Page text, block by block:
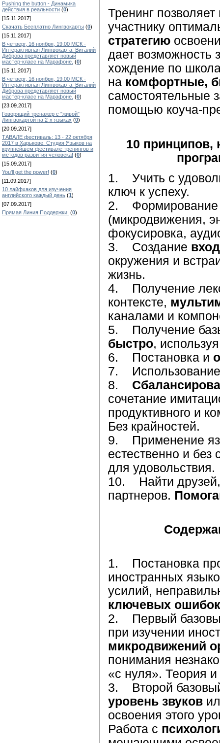
Pushing the button - Динамика
действия в реальности (0)
[15.11.2017]
Скачать Бесплатно Лингвокарты (0)
[15.11.2017]
В четверг, 16 ноября, 19.00 МСК -
Интерактивная Лингвокарта. Виталий
Диброва представляет новый
мастер-класс на Марафоне. (0)
[15.11.2017]
В четверг, 16 ноября, 19.00 МСК -
Интерактивная Лингвокарта. Виталий
Диброва представляет новый
мастер-класс на Марафоне. (0)
[23.09.2017]
Говорящий тренажер с "живой"
Лингвокартой на 2-х языках (0)
[20.09.2017]
ТАВАЛЕ фестиваль: 13 - 22 октября
2017 в Харькове. Студия Языков на
крупнейшем фестивале тренингов и
методов развития человека! (0)
[15.09.2017]
You'll get the power! (0)
[11.09.2017]
10 лайфхаков для изучения
английского каждый день (1)
[07.09.2017]
Прямая Линия Поддержки. (0)
Тренинг
участнику
стратегию
дает возможность
хождение по
на комфортные,
самостоятельные
помощью коуча-
10 принципов,
1. Учить с
ключ к успеху.
2.
(микродвижения,
фокусировка,
3. Создание
окружения и
жизнь.
4. Получение
контексте,
каналами и
5. Получение
быстро,
6. Постановка и
7.
8.
сочетание
продуктивного и
Без крайностей.
9. Применение
естественно и без
для удовольствия.
10. Найти
партнеров.
1. Постановка
иностранных
усилий,
ключевых
2. Первый
при изучении
микродвижений
понимания
«с нуля». Теория и
3. Второй
уровень звуков
освоения этого
Работа с